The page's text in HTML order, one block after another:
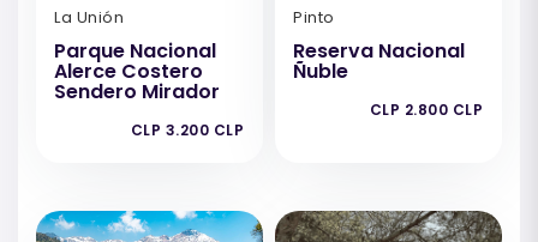
La Unión
Parque Nacional
Alerce Costero
Sendero Mirador
CLP 3.200 CLP
Pinto
Reserva Nacional
Ñuble
CLP 2.800 CLP